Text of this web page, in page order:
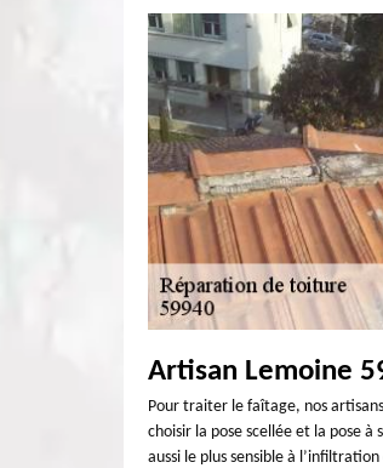
Artisan Lemoine
Pour traiter le faîtage, nos
choisir la pose scellée et la pose
aussi le plus sensible à